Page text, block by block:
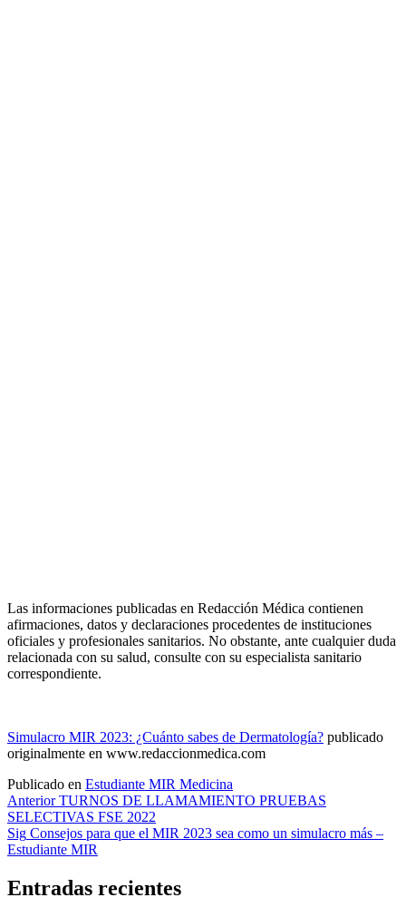
Las informaciones publicadas en Redacción Médica contienen
afirmaciones, datos y declaraciones procedentes de instituciones
oficiales y profesionales sanitarios. No obstante, ante cualquier duda
relacionada con su salud, consulte con su especialista sanitario
correspondiente.
Simulacro MIR 2023: ¿Cuánto sabes de Dermatología? publicado
originalmente en www.redaccionmedica.com
Publicado en Estudiante MIR Medicina
Navegación
de
entradas
Anterior TURNOS DE LLAMAMIENTO PRUEBAS
SELECTIVAS FSE 2022
Sig Consejos para que el MIR 2023 sea como un simulacro más –
Estudiante MIR
Entradas recientes